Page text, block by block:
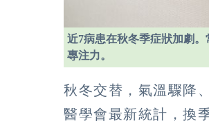
近7病患在秋冬季症狀加劇
專注力。
秋冬交替，氣溫驟降
醫學會最新統計，換